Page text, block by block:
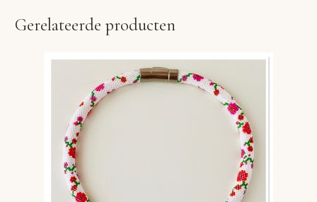
Gerelateerde producten